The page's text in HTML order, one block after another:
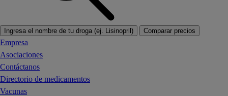
Ingresa el nombre de tu droga (ej. Lisinopril) Comparar precios
Empresa
Asociaciones
Contáctanos
Directorio de medicamentos
Vacunas